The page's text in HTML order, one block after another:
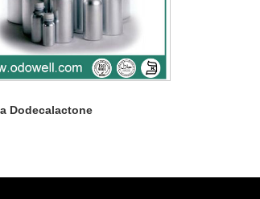
Dodecalactone